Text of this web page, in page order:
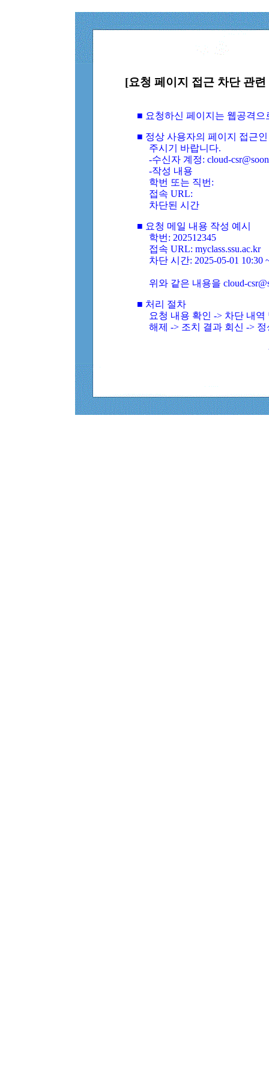
[요청 페이지 접근 차단 관
■ 요청하신 페이지는 웹공격
■ 정상 사용자의 페이지 접근
주시기 바랍니다.
-수신자 계정: cloud-
-작성 내용
학번 또는 직번:
접속 URL:
차단된 시간
■ 요청 메일 내용 작성 예시
학번: 202512345
접속 URL: myclass.ssu.ac.kr
차단 시간: 2025-05-01 10:30
위와 같은 내용을 cloud-
■ 처리 절차
요청 내용 확인 -> 차단 내
해제 -> 조치 결과 회신 ->